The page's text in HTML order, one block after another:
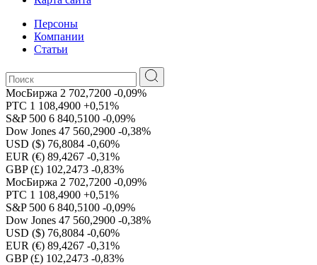
Персоны
Компании
Статьи
МосБиржа 2 702,7200 -0,09%
РТС 1 108,4900 +0,51%
S&P 500 6 840,5100 -0,09%
Dow Jones 47 560,2900 -0,38%
USD ($) 76,8084 -0,60%
EUR (€) 89,4267 -0,31%
GBP (£) 102,2473 -0,83%
МосБиржа 2 702,7200 -0,09%
РТС 1 108,4900 +0,51%
S&P 500 6 840,5100 -0,09%
Dow Jones 47 560,2900 -0,38%
USD ($) 76,8084 -0,60%
EUR (€) 89,4267 -0,31%
GBP (£) 102,2473 -0,83%